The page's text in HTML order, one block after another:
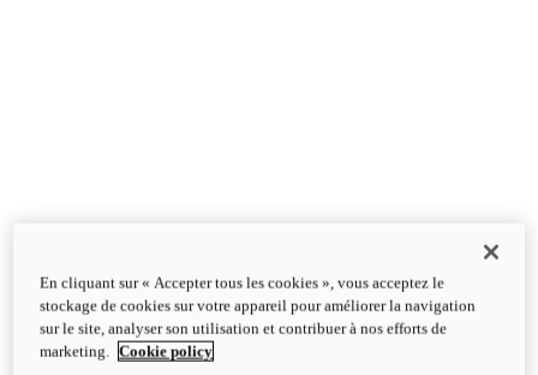
En cliquant sur « Accepter tous les cookies », vous acceptez le
stockage de cookies sur votre appareil pour améliorer la navigation
sur le site, analyser son utilisation et contribuer à nos efforts de
marketing.
Cookie policy